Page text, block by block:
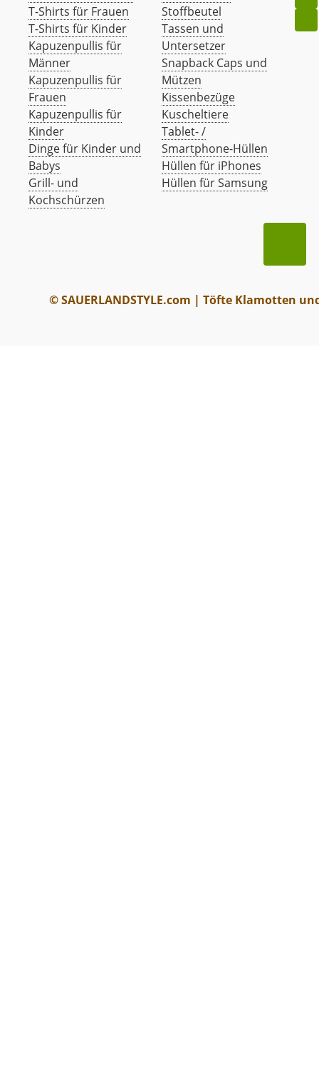
T-Shirts für Frauen
T-Shirts für Kinder
Kapuzenpullis für
Männer
Kapuzenpullis für
Frauen
Kapuzenpullis für
Kinder
Dinge für Kinder und
Babys
Grill- und
Kochschürzen
Stoffbeutel
Tassen und
Untersetzer
Snapback Caps und
Mützen
Kissenbezüge
Kuscheltiere
Tablet- /
Smartphone-Hüllen
Hüllen für iPhones
Hüllen für Samsung
© SAUERLANDSTYLE.com | Töfte Klamotten